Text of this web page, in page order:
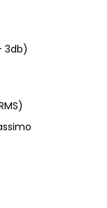
3db)